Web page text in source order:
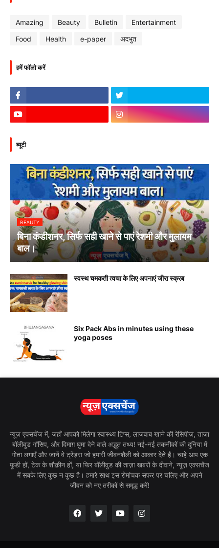
Amazing Beauty Bulletin
Entertainment
Food
Health e-paper अदभुत
हमें फॉलो करें
ब्यूटी
BEAUTY
बिना कंडीशनर, सिर्फ सही खाने से पाएं रेशमी और मुलायम
बाल।
स्वस्थ चमकती त्वचा के लिए अपनाएं जीरा स्क्रब
Six Pack Abs in minutes using these
yoga poses
न्यूज़ एक्सचेंज में, जहाँ आपको मिलेगा स्वास्थ्य टिप्स, लाजवाब खाने की रेसिपीज़, ताज़ा
बॉलीवुड गॉसिप, और दिमाग़ घुमा देने वाले अद्भुत तथ्य! नई-नई तकनीकों की दुनिया में
गोता लगाएँ और जानें वे ट्रेंड्स जो हमारी जीवनशैली को आकार देते हैं। चाहे आप एक
फूडी हों, टेक के शौक़ीन हों, या फिर बॉलीवुड की ताज़ा खबरों के दीवाने, न्यूज़ एक्सचेंज
में सबके लिए कुछ न कुछ है। हमारे साथ इस रोमांचक सफर पर चलिए और अपने
जीवन को नए तरीकों से समृद्ध करें!